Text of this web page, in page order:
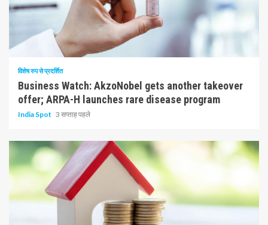
10 न्यूनतम पढ़ा
विशेष रुप से प्रदर्शित
Business Watch: AkzoNobel gets another takeover
offer; ARPA-H launches rare disease program
India Spot 3 सप्ताह पहले